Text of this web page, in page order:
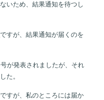
いため、結果通知を待つし
すが、結果通知が届くのを
が発表されましたが、それ
た。
すが、私のところには届か